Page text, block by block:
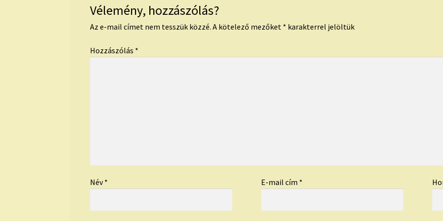
Vélemény, hozzászólás?
Az e-mail címet nem tesszük közzé. A kötelező mezőket * karakterrel jelöltük
Hozzászólás *
Név* E-mail cím *